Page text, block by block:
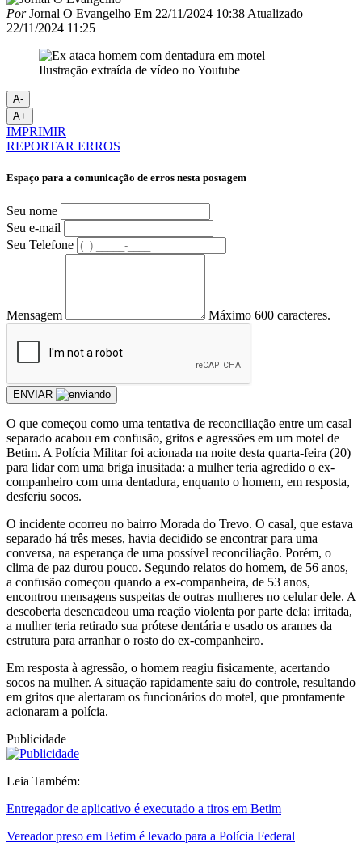
PorJornal O Evangelho Em 22/11/2024 10:38 Atualizado
22/11/2024 11:25
Ilustração extraída de vídeo no Youtube
A-
A+
IMPRIMIR
REPORTAR ERROS
Espaço para a comunicação de erros nesta postagem
Seu nome
Seu e-mail
Seu Telefone
Mensagem Máximo 600 caracteres.
ENVIAR
O que começou como uma tentativa de reconciliação entre um casal
separado acabou em confusão, gritos e agressões em um motel de
Betim. A Polícia Militar foi acionada na noite desta quarta-feira (20)
para lidar com uma briga inusitada: a mulher teria agredido o ex-
companheiro com uma dentadura, enquanto o homem, em resposta,
desferiu socos.
O incidente ocorreu no bairro Morada do Trevo. O casal, que estava
separado há três meses, havia decidido se encontrar para uma
conversa, na esperança de uma possível reconciliação. Porém, o
clima de paz durou pouco. Segundo relatos do homem, de 56 anos,
a confusão começou quando a ex-companheira, de 53 anos,
encontrou mensagens suspeitas de outras mulheres no celular dele. A
descoberta desencadeou uma reação violenta por parte dela: irritada,
a mulher teria retirado sua prótese dentária e usado os arames da
estrutura para arranhar o rosto do ex-companheiro.
Em resposta à agressão, o homem reagiu fisicamente, acertando
socos na mulher. A situação rapidamente saiu do controle, resultando
em gritos que alertaram os funcionários do motel, que prontamente
acionaram a polícia.
Publicidade
Leia Também:
Entregador de aplicativo é executado a tiros em Betim
Vereador preso em Betim é levado para a Polícia Federal